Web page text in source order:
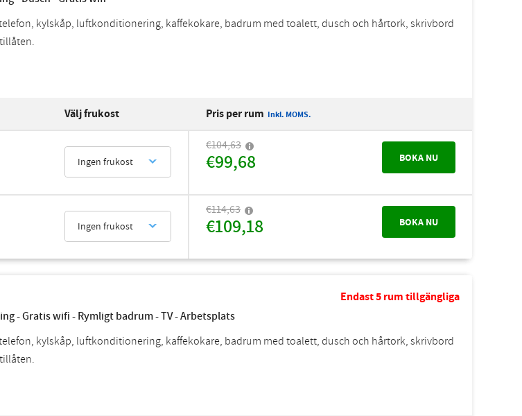
telefon, kylskåp, luftkonditionering, kaffekokare, badrum med toalett, dusch och hårtork, skrivbord
Välj frukost Pris per rum Inkl. MOMS.
Ingen frukost
€104,63
€99,68 BOKA NU
Ingen frukost
€114,63
€109,18 BOKA NU
- Gratis wifi - Rymligt badrum - TV - Arbetsplats
telefon, kylskåp, luftkonditionering, kaffekokare, badrum med toalett, dusch och hårtork, skrivbord
Endast 5 rum tillgängliga